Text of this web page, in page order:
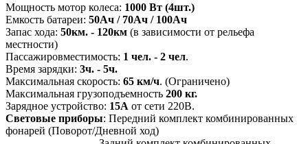
Мощность мотор колеса: 1000 Вт (4шт.)
Емкость батареи: 50Ач / 70Ач / 100Ач
Запас хода: 50км. - 120км (в зависимости от рельефа
местности)
Пассажировместимость: 1 чел. - 2 чел.
Время зарядки: 3ч. - 5ч.
Максимальная скорость: 65 км/ч. (Ограничено)
Максимальная грузоподъемность 200 кг.
Зарядное устройство: 15А от сети 220В.
Световые приборы: Передний комплект комбинированных
фонарей (Поворот/Дневной ход)